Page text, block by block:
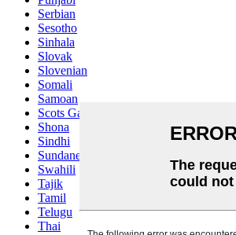
Serbian
Sesotho
Sinhala
Slovak
Slovenian
Somali
Samoan
Scots Gaelic
Shona
Sindhi
Sundanese
Swahili
Tajik
Tamil
Telugu
Thai